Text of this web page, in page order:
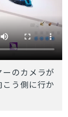
ーのカメラが
う側に行か